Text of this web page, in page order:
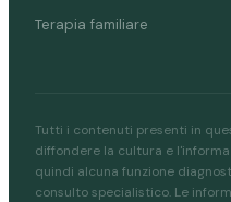
Terapia familiare
Tutti i contenuti presenti in
diffondere la cultura e
quindi alcuna funzione
consulto specialistico. Le